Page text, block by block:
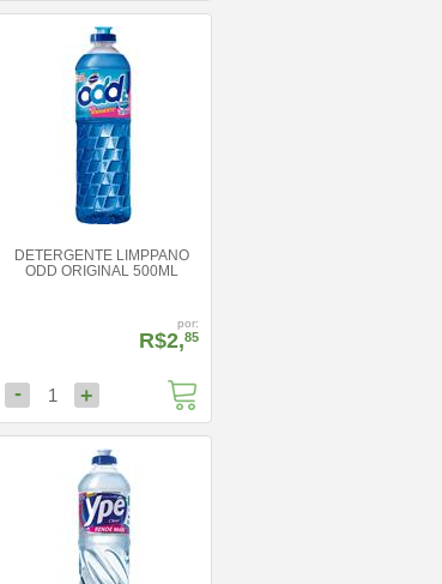
DETERGENTE LIMPPANO
ODD ORIGINAL 500ML
por:
R$2,85
- 1 +